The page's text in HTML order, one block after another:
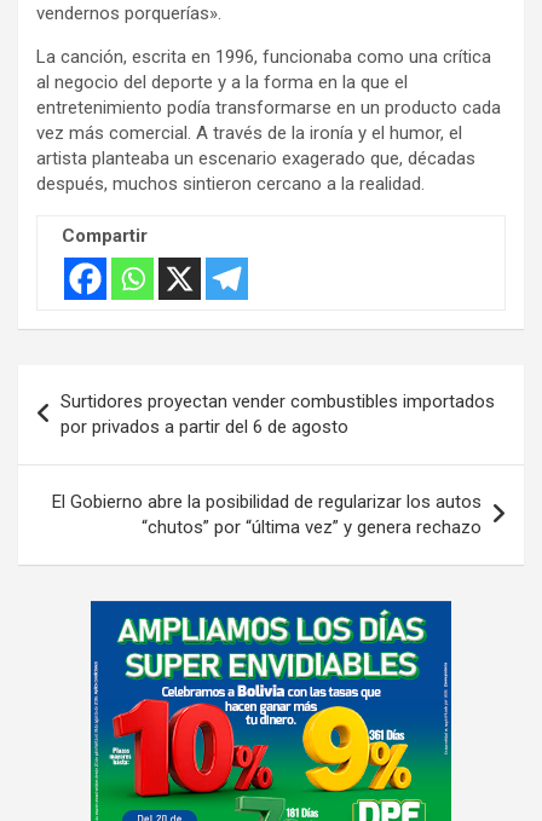
vendernos porquerías».
La canción, escrita en 1996, funcionaba como una crítica
al negocio del deporte y a la forma en la que el
entretenimiento podía transformarse en un producto cada
vez más comercial. A través de la ironía y el humor, el
artista planteaba un escenario exagerado que, décadas
después, muchos sintieron cercano a la realidad.
Compartir
de
entradas
Surtidores proyectan vender combustibles importados
por privados a partir del 6 de agosto
El Gobierno abre la posibilidad de regularizar los autos
“chutos” por “última vez” y genera rechazo